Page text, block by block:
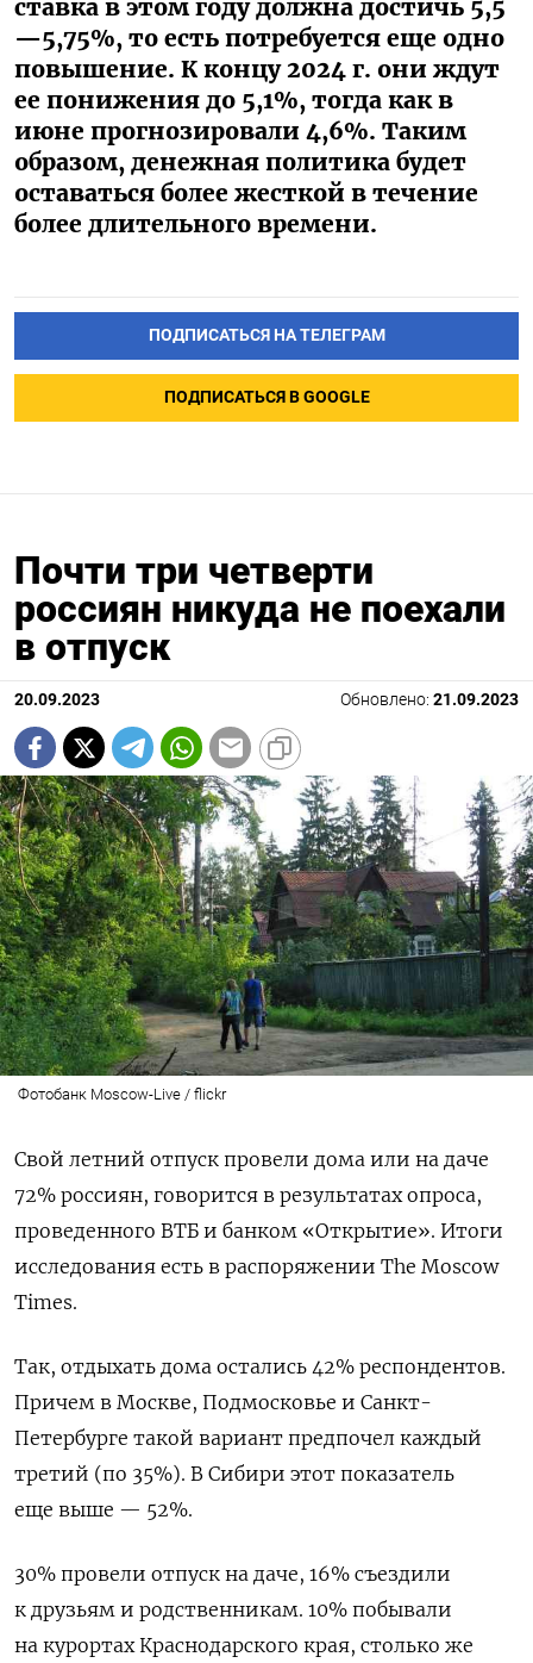
ставка в этом году должна достичь 5,5
—5,75%, то есть потребуется еще одно
повышение. К концу 2024 г. они ждут
ее понижения до 5,1%, тогда как в
июне прогнозировали 4,6%. Таким
образом, денежная политика будет
оставаться более жесткой в течение
более длительного времени.
ПОДПИСАТЬСЯ НА ТЕЛЕГРАМ
ПОДПИСАТЬСЯ В GOOGLE
Почти три четверти
россиян никуда не поехали
в отпуск
20.09.2023 Обновлено: 21.09.2023
Фотобанк Moscow-Live / flickr
Свой летний отпуск провели дома или на даче
72% россиян, говорится в результатах опроса,
проведенного ВТБ и банком «Открытие». Итоги
исследования есть в распоряжении The Moscow
Times.
Так, отдыхать дома остались 42% респондентов.
Причем в Москве, Подмосковье и Санкт-
Петербурге такой вариант предпочел каждый
третий (по 35%). В Сибири этот показатель
еще выше — 52%.
30% провели отпуск на даче, 16% съездили
к друзьям и родственникам. 10% побывали
на курортах Краснодарского края, столько же